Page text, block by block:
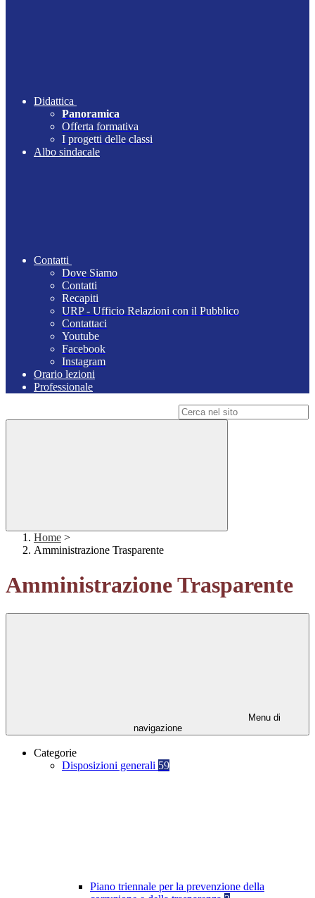
Didattica
Panoramica
Offerta formativa
I progetti delle classi
Albo sindacale
Contatti
Dove Siamo
Contatti
Recapiti
URP - Ufficio Relazioni con il Pubblico
Contattaci
Youtube
Facebook
Instagram
Orario lezioni
Professionale
Home >
Amministrazione Trasparente
Amministrazione Trasparente
Menu di
navigazione
Categorie
Disposizioni generali 59
Piano triennale per la prevenzione della